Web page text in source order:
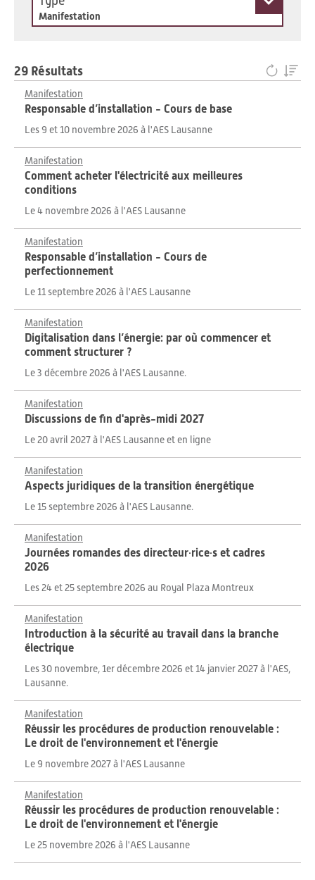
Manifestation
29 Résultats
Manifestation
Responsable d’installation - Cours de base
Les 9 et 10 novembre 2026 à l'AES Lausanne
Manifestation
Comment acheter l'électricité aux meilleures
conditions
Le 4 novembre 2026 à l'AES Lausanne
Manifestation
Responsable d’installation - Cours de
perfectionnement
Le 11 septembre 2026 à l'AES Lausanne
Manifestation
Digitalisation dans l’énergie: par où commencer et
comment structurer ?
Le 3 décembre 2026 à l'AES Lausanne.
Manifestation
Discussions de fin d'après-midi 2027
Le 20 avril 2027 à l'AES Lausanne et en ligne
Manifestation
Aspects juridiques de la transition énergétique
Le 15 septembre 2026 à l'AES Lausanne.
Manifestation
Journées romandes des directeur·rice·s et cadres
2026
Les 24 et 25 septembre 2026 au Royal Plaza Montreux
Manifestation
Introduction à la sécurité au travail dans la branche
électrique
Les 30 novembre, 1er décembre 2026 et 14 janvier 2027 à l'AES,
Lausanne.
Manifestation
Réussir les procédures de production renouvelable :
Le droit de l'environnement et l'énergie
Le 9 novembre 2027 à l'AES Lausanne
Manifestation
Réussir les procédures de production renouvelable :
Le droit de l'environnement et l'énergie
Le 25 novembre 2026 à l'AES Lausanne